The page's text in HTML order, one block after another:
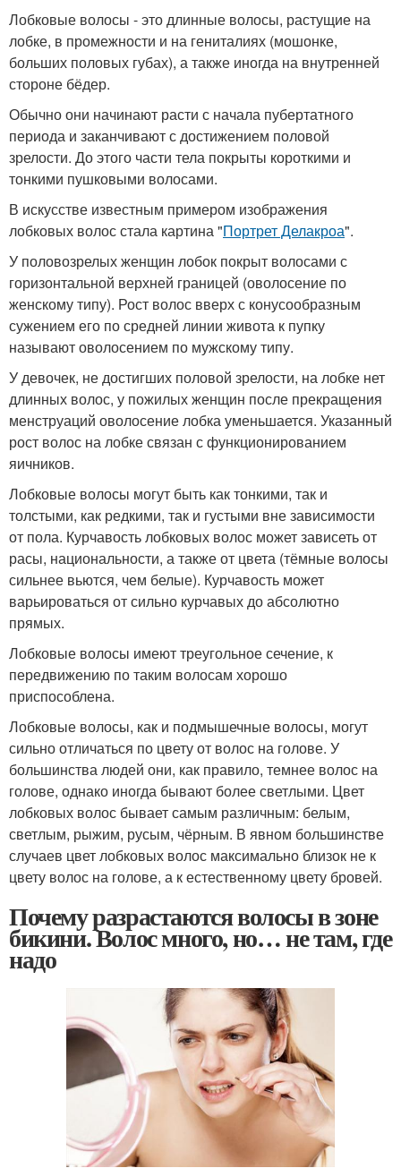
Лобковые волосы - это длинные волосы, растущие на
лобке, в промежности и на гениталиях (мошонке,
больших половых губах), а также иногда на внутренней
стороне бёдер.
Обычно они начинают расти с начала пубертатного
периода и заканчивают с достижением половой
зрелости. До этого части тела покрыты короткими и
тонкими пушковыми волосами.
В искусстве известным примером изображения
лобковых волос стала картина "Портрет Делакроа".
У половозрелых женщин лобок покрыт волосами с
горизонтальной верхней границей (оволосение по
женскому типу). Рост волос вверх с конусообразным
сужением его по средней линии живота к пупку
называют оволосением по мужскому типу.
У девочек, не достигших половой зрелости, на лобке нет
длинных волос, у пожилых женщин после прекращения
менструаций оволосение лобка уменьшается. Указанный
рост волос на лобке связан с функционированием
яичников.
Лобковые волосы могут быть как тонкими, так и
толстыми, как редкими, так и густыми вне зависимости
от пола. Курчавость лобковых волос может зависеть от
расы, национальности, а также от цвета (тёмные волосы
сильнее вьются, чем белые). Курчавость может
варьироваться от сильно курчавых до абсолютно
прямых.
Лобковые волосы имеют треугольное сечение, к
передвижению по таким волосам хорошо
приспособлена.
Лобковые волосы, как и подмышечные волосы, могут
сильно отличаться по цвету от волос на голове. У
большинства людей они, как правило, темнее волос на
голове, однако иногда бывают более светлыми. Цвет
лобковых волос бывает самым различным: белым,
светлым, рыжим, русым, чёрным. В явном большинстве
случаев цвет лобковых волос максимально близок не к
цвету волос на голове, а к естественному цвету бровей.
Почему разрастаются волосы в зоне
бикини. Волос много, но… не там, где
надо